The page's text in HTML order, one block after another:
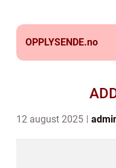
OPPLYSENDE.no
12 august 2025